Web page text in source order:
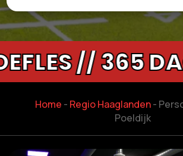
// 365
Home - Regio Haaglanden-
Poeldijk